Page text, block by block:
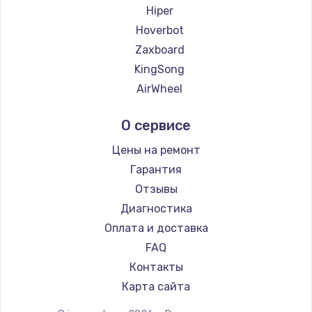
2500 руб.
Заказать
Замена электроконфорки
1300 руб.
Техобслуживание
Заказать
Установка / подключение / демонтаж
1300 руб.
Заказать
Hiper
Hoverbot
Zaxboard
KingSong
AirWheel
Hunter
Shorner
Joyor
Minimotors
Bork
Segway
KIRIN
О сервисе
Цены на ремонт
Гарантия
Отзывы
Диагностика
Оплата и доставка
FAQ
Контакты
Карта сайта